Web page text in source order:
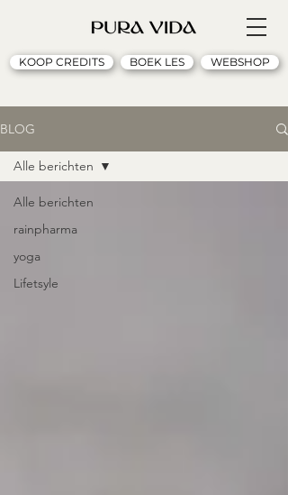
WEBSHOP
KOOP CREDITS BOEK LES
BLOG
Alle berichten
rainpharma
yoga
Lifetsyle
Alle berichten